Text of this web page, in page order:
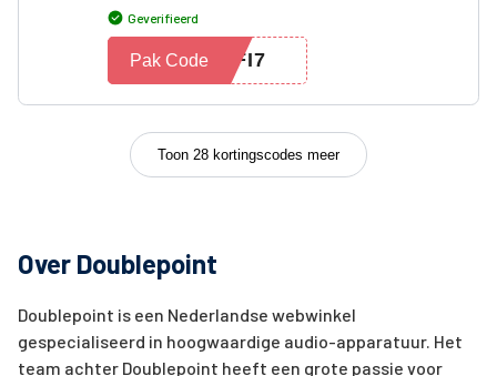
Geverifieerd
IFI7
Pak Code
Toon 28 kortingscodes meer
Over Doublepoint
Doublepoint is een Nederlandse webwinkel
gespecialiseerd in hoogwaardige audio-apparatuur. Het
team achter Doublepoint heeft een grote passie voor